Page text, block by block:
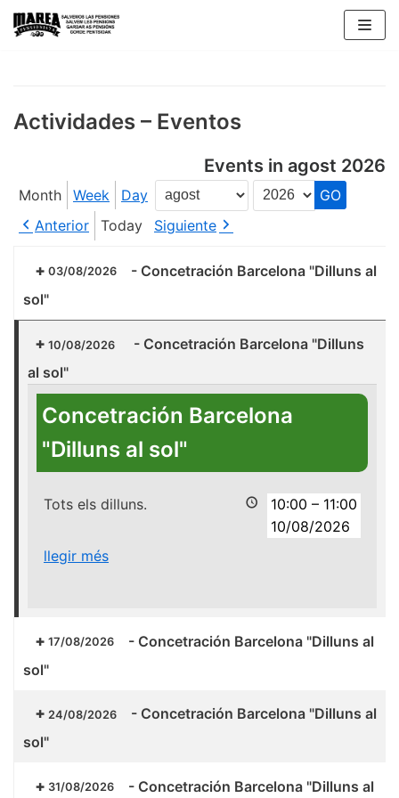
Skip
Actividades – Eventos
Events in agost 2026
Month Week Day
Month
Year
Anterior
Today Siguiente
03/08/2026 - Concetración Barcelona "Dilluns al
sol"
10/08/2026 - Concetración Barcelona "Dilluns
al sol"
Concetración Barcelona
"Dilluns al sol"
10:00 – 11:00
10/08/2026
Tots els dilluns.
llegir més
17/08/2026 - Concetración Barcelona "Dilluns al
sol"
24/08/2026 - Concetración Barcelona "Dilluns al
sol"
31/08/2026 - Concetración Barcelona "Dilluns al